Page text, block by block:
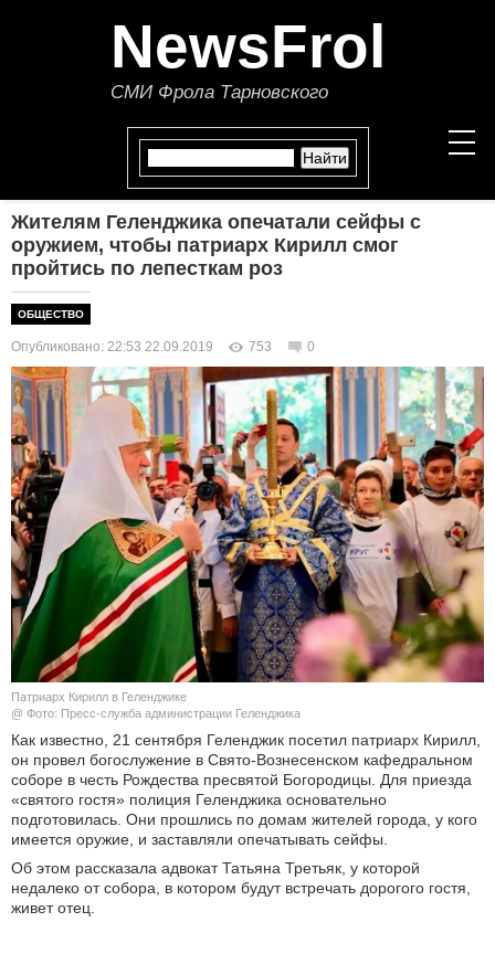
NewsFrol
СМИ Фрола Тарновского
НОВОСТИ
ПОЛИТИКА
ЭКОНОМИКА
В МИРЕ
ОБЩЕСТВО
КУЛЬТУРА
НАУКА
СПОРТ
ШОУ-БИЗНЕС
АВТО И МОТО
ЭГОИЗМ
БЛОГ
Жителям Геленджика опечатали сейфы с
оружием, чтобы патриарх Кирилл смог
пройтись по лепесткам роз
ОБЩЕСТВО
Опубликовано: 22:53 22.09.2019 753 0
Патриарх Кирилл в Геленджике
@ Фото: Пресс-служба администрации Геленджика
Как известно, 21 сентября Геленджик посетил патриарх Кирилл,
он провел богослужение в Свято-Вознесенском кафедральном
соборе в честь Рождества пресвятой Богородицы. Для приезда
«святого гостя» полиция Геленджика основательно
подготовилась. Они прошлись по домам жителей города, у кого
имеется оружие, и заставляли опечатывать сейфы.
Об этом рассказала адвокат Татьяна Третьяк, у которой
недалеко от собора, в котором будут встречать дорогого гостя,
живет отец.